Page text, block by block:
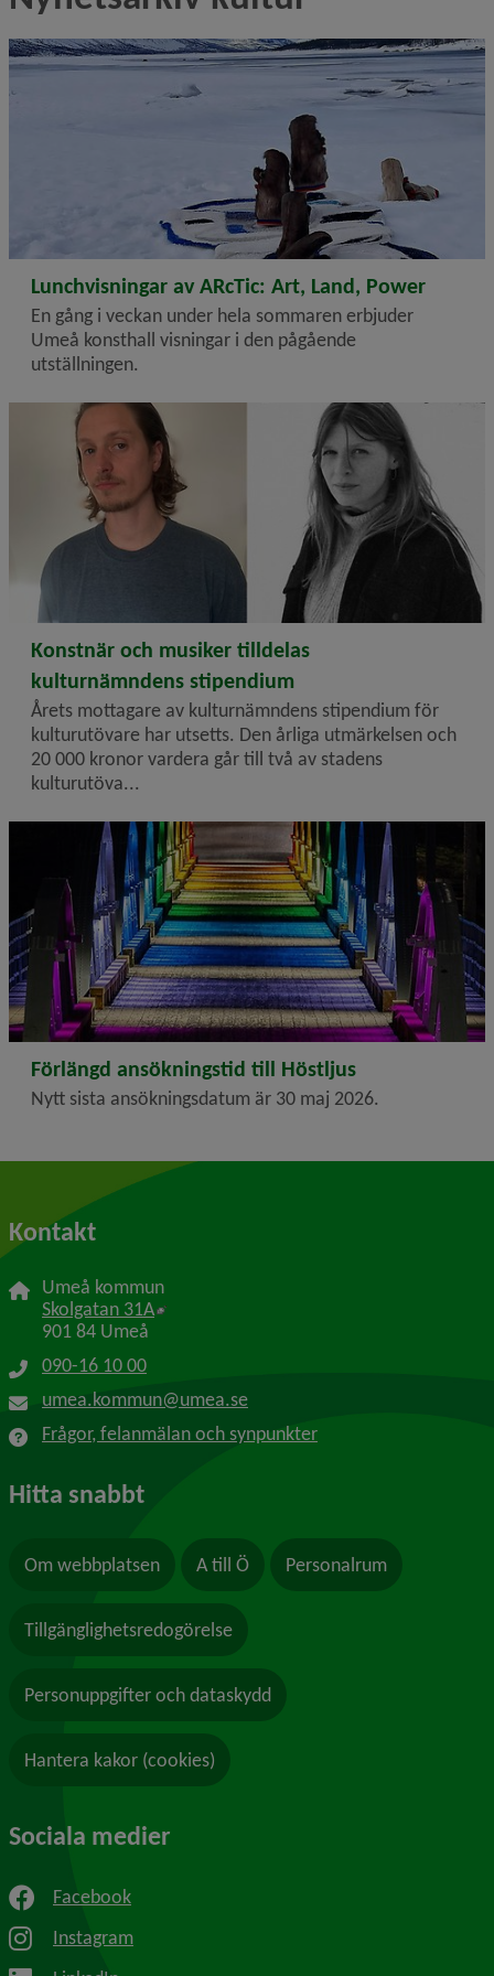
2026-05-22
Lunchvisningar av ARcTic: Art, Land, Power
En gång i veckan under hela sommaren erbjuder
Umeå konsthall visningar i den pågående
utställningen.
2026-05-20
Konstnär och musiker tilldelas
kulturnämndens stipendium
Årets mottagare av kulturnämndens stipendium för
kulturutövare har utsetts. Den årliga utmärkelsen och
20 000 kronor vardera går till två av stadens
kulturutöva...
2026-05-05
Förlängd ansökningstid till Höstljus
Nytt sista ansökningsdatum är 30 maj 2026.
Cykelbro belyst i regnbågsfärger.
Kontakt
Umeå kommun
Skolgatan 31A Länk till annan webbplats, öppnas i nytt
901 84 Umeå
090-16 10 00
umea.kommun@umea.se
Frågor, felanmälan och synpunkter
Hitta snabbt
Om webbplatsen A till Ö Personalrum
Tillgänglighetsredogörelse
Personuppgifter och dataskydd
Hantera kakor (cookies)
Sociala medier
Facebook
Instagram